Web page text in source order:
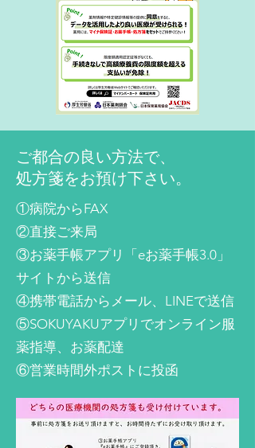
ご都合の良い方法で、
処方箋をお預け下さい。
①病院からFAX
②直接ご来局
③お薬手帳アプリ「eお薬手帳3.0」
サイトから送信
④携帯電話からメール、LINEで送信
⑤SOKUYAKUアプリでオンライン服
薬指導、お薬配達
⑥営業時間外ポストに投函